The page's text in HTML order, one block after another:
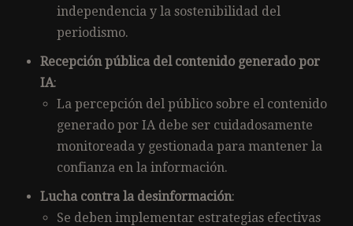
independencia y la sostenibilidad del
periodismo.
Recepción pública del contenido generado por
IA:
La percepción del público sobre el contenido
generado por IA debe ser cuidadosamente
monitoreada y gestionada para mantener la
confianza en la información.
Lucha contra la desinformación:
Se deben implementar estrategias efectivas